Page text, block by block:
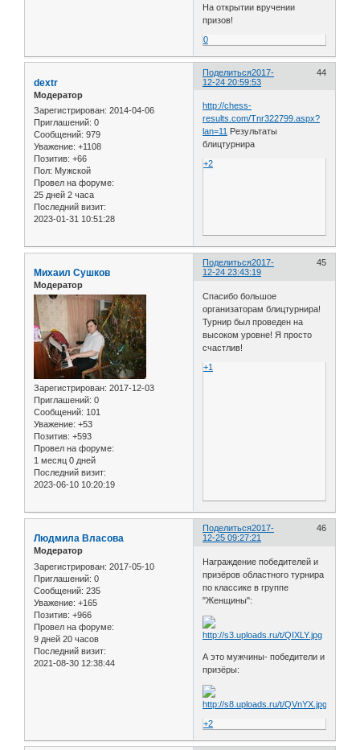
На открытии вручении
призов!
0
Поделиться 44
2017-
12-24 20:59:53
dextr
Модератор
Зарегистрирован: 2014-04-06
Приглашений: 0
Сообщений: 979
Уважение: +1108
Позитив: +66
Пол: Мужской
Провел на форуме:
25 дней 2 часа
Последний визит:
2023-01-31 10:51:28
http://chess-
results.com/Tnr322799.aspx?
lan=11
Результаты
блицтурнира
+2
Поделиться 45
2017-
12-24 23:43:19
Михаил Сушков
Модератор
Зарегистрирован: 2017-12-03
Приглашений: 0
Сообщений: 101
Уважение: +53
Позитив: +593
Провел на форуме:
1 месяц 0 дней
Последний визит:
2023-06-10 10:20:19
Спасибо большое
организаторам блицтурнира!
Турнир был проведен на
высоком уровне! Я просто
счастлив!
+1
Поделиться 46
2017-
12-25 09:27:21
Людмила Власова
Модератор
Зарегистрирован: 2017-05-10
Приглашений: 0
Сообщений: 235
Уважение: +165
Позитив: +966
Провел на форуме:
9 дней 20 часов
Последний визит:
2021-08-30 12:38:44
Награждение победителей и
призёров областного турнира
по классике в группе
"Женщины":
А это мужчины- победители и
призёры:
+2